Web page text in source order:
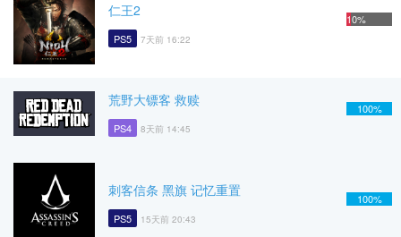
仁王2
PS5 7天前 16:22
10%
荒野大镖客 救赎
PS4 8天前 14:45
100%
刺客信条 黑旗 记忆重置
PS5 15天前 20:43
100%